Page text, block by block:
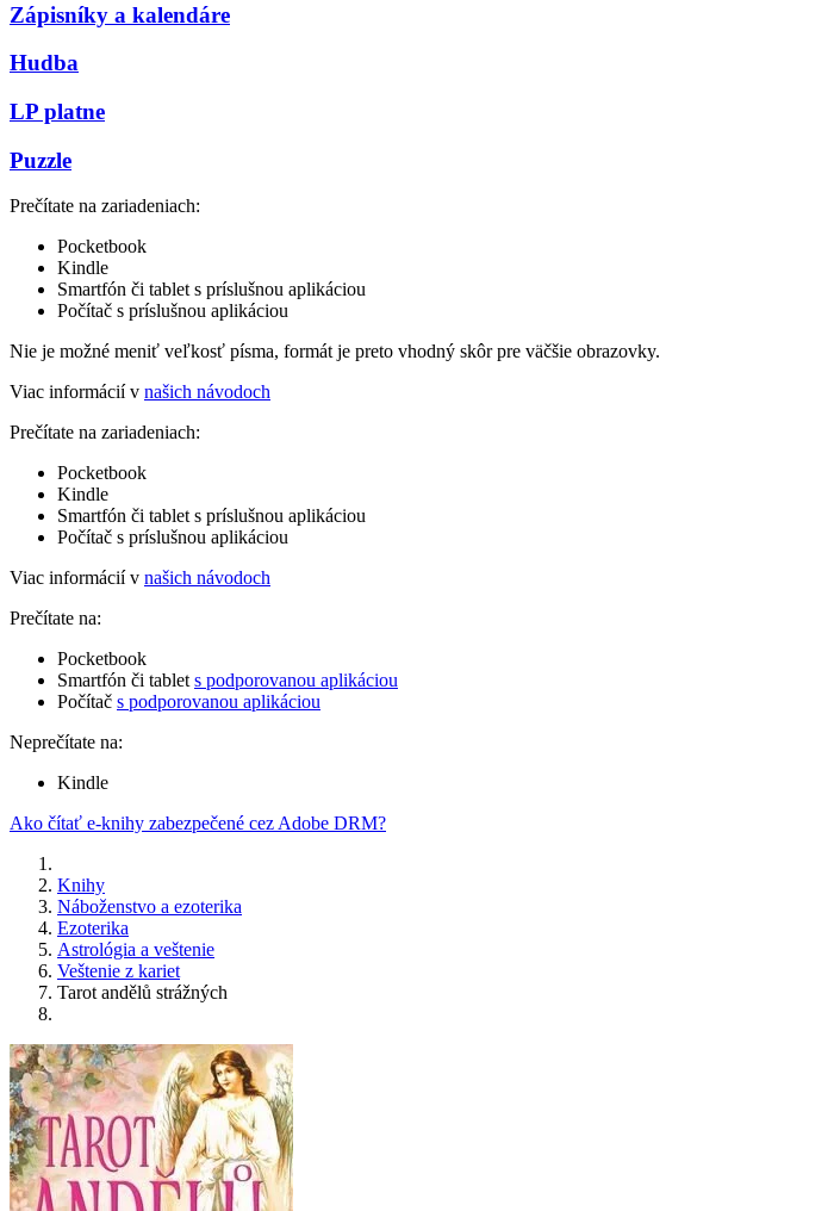
Zápisníky a kalendáre
Hudba
LP platne
Puzzle
Prečítate na zariadeniach:
Pocketbook
Kindle
Smartfón či tablet s príslušnou aplikáciou
Počítač s príslušnou aplikáciou
Nie je možné meniť veľkosť písma, formát je preto vhodný skôr pre väčšie obrazovky.
Viac informácií v našich návodoch
Prečítate na zariadeniach:
Pocketbook
Kindle
Smartfón či tablet s príslušnou aplikáciou
Počítač s príslušnou aplikáciou
Viac informácií v našich návodoch
Prečítate na:
Pocketbook
Smartfón či tablet s podporovanou aplikáciou
Počítač s podporovanou aplikáciou
Neprečítate na:
Kindle
Ako čítať e-knihy zabezpečené cez Adobe DRM?
Knihy
Náboženstvo a ezoterika
Ezoterika
Astrológia a veštenie
Veštenie z kariet
Tarot andělů strážných